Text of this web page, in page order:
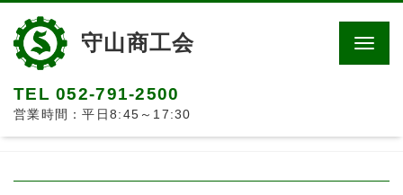
守山商工会
TEL 052-791-2500
営業時間：平日8:45～17:30